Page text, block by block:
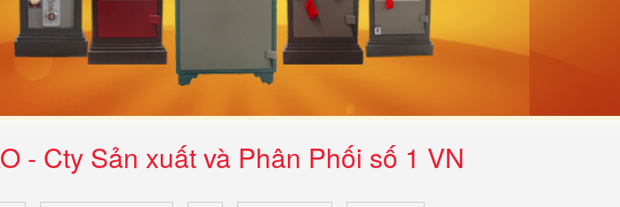
- Cty Sản xuất và Phân Phối số 1 VN